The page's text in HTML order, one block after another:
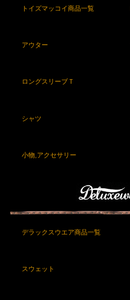
トイズマッコイ商品一覧
アウター
ロングスリーブＴ
シャツ
小物,アクセサリー
デラックスウエア商品一覧
スウェット